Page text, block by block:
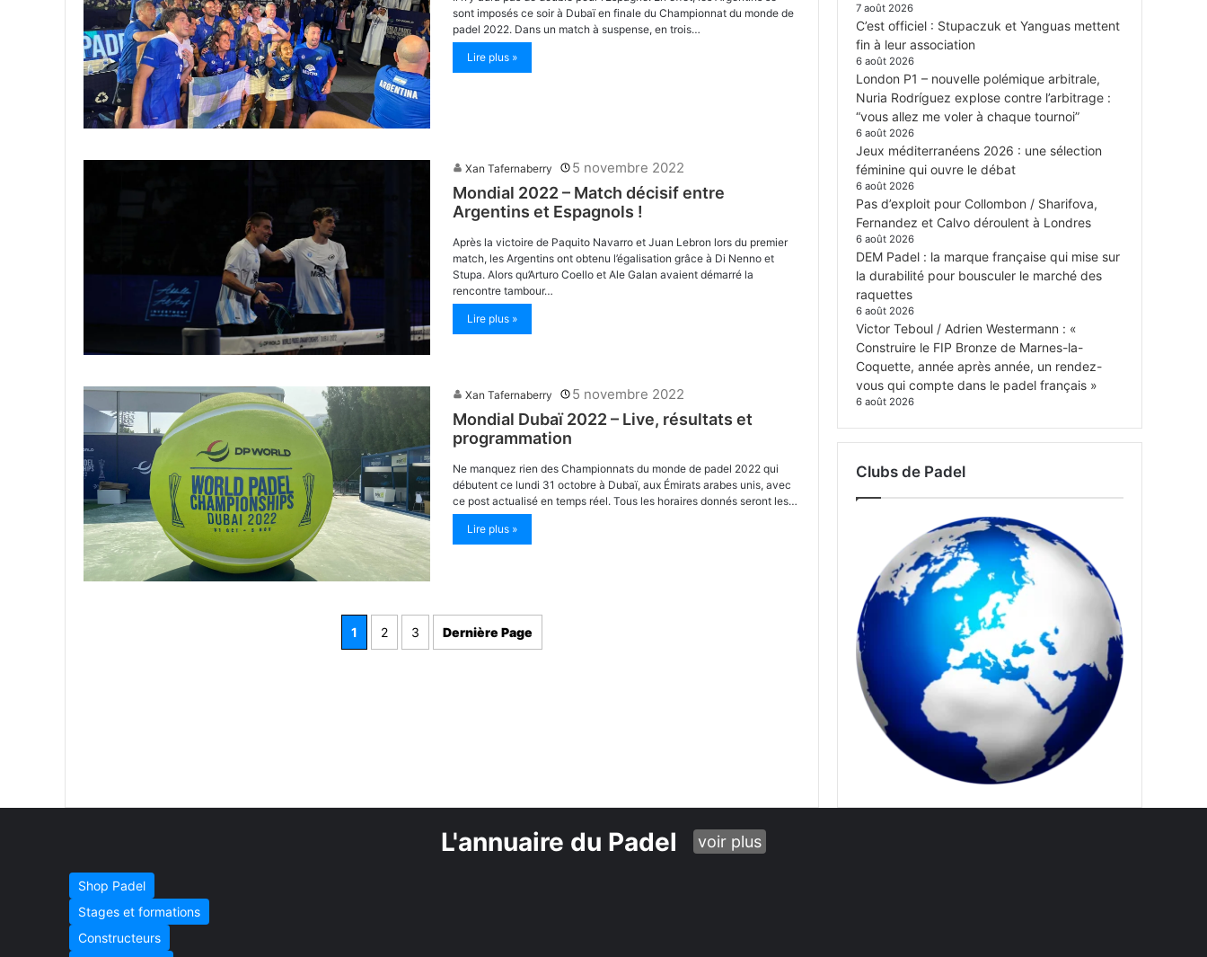
sont imposés ce soir à Dubaï en finale du Championnat du monde de
padel 2022. Dans un match à suspense, en trois…
Lire plus »
Xan Tafernaberry 5 novembre 2022
Mondial 2022 – Match décisif entre
Argentins et Espagnols !
Après la victoire de Paquito Navarro et Juan Lebron lors du premier
match, les Argentins ont obtenu l’égalisation grâce à Di Nenno et
Stupa. Alors qu’Arturo Coello et Ale Galan avaient démarré la
rencontre tambour…
Lire plus »
Xan Tafernaberry 5 novembre 2022
Mondial Dubaï 2022 – Live, résultats et
programmation
Ne manquez rien des Championnats du monde de padel 2022 qui
débutent ce lundi 31 octobre à Dubaï, aux Émirats arabes unis, avec
ce post actualisé en temps réel. Tous les horaires donnés seront les…
Lire plus »
1 2 3 Dernière Page
7 août 2026
C’est officiel : Stupaczuk et Yanguas mettent
fin à leur association
6 août 2026
London P1 – nouvelle polémique arbitrale,
Nuria Rodríguez explose contre l’arbitrage :
“vous allez me voler à chaque tournoi”
6 août 2026
Jeux méditerranéens 2026 : une sélection
féminine qui ouvre le débat
6 août 2026
Pas d’exploit pour Collombon / Sharifova,
Fernandez et Calvo déroulent à Londres
6 août 2026
DEM Padel : la marque française qui mise sur
la durabilité pour bousculer le marché des
raquettes
6 août 2026
Victor Teboul / Adrien Westermann : «
Construire le FIP Bronze de Marnes-la-
Coquette, année après année, un rendez-
vous qui compte dans le padel français »
6 août 2026
Clubs de Padel
L'annuaire du Padel voir plus
Shop Padel
Stages et formations
Constructeurs